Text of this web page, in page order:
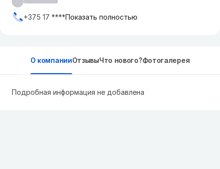
+375 17 ****Показать полностью
О компанииОтзывыЧто нового?Фотогалерея
Подробная информация не добавлена